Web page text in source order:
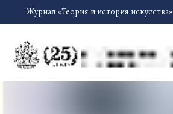
Журнал «Теория и история искусства»